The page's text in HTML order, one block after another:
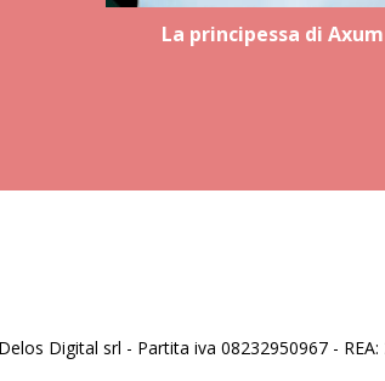
La principessa di Axum
Digital srl - Partita iva 08232950967 -